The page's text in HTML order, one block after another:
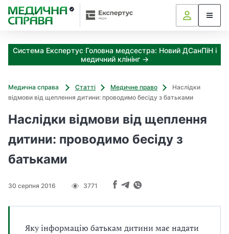
Система Експертус Головна медсестра: Новий ДСанПіН і
медичний клінінг →
Медична справа Статті Медичне право
Наслідки
відмови від щеплення дитини: проводимо бесіду з батьками
Наслідки відмови від щеплення
дитини: проводимо бесіду з
батьками
30 серпня 2016 3771
Яку інформацію батькам дитини має надати
З
а
к
з
о
и
ж
н